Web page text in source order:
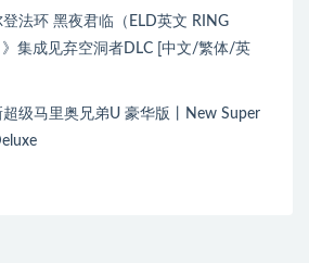
登法环 黑夜君临（ELD英文 RING
》集成见弃空洞者DLC [中文/繁体/英
超级马里奥兄弟U 豪华版丨New Super